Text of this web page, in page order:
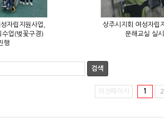
행
문해교실 실시
검색
이전페이지 1 2